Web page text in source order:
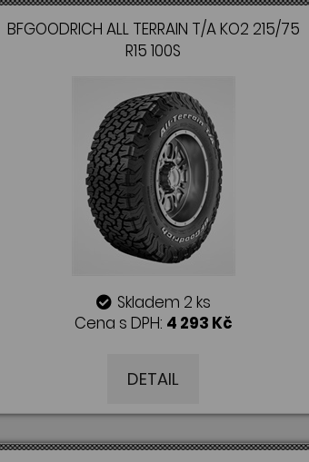
BFGOODRICH ALL TERRAIN T/A KO2 215/75
R15 100S
Skladem 2 ks
Cena s DPH: 4 293 Kč
DETAIL